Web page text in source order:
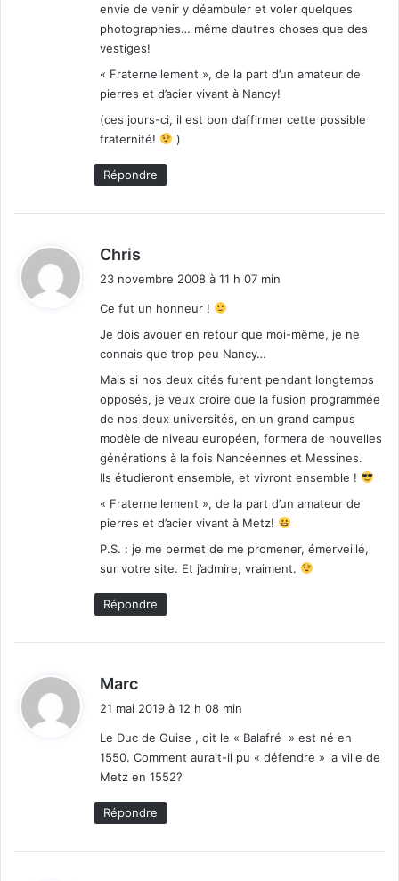
envie de venir y déambuler et voler quelques
photographies… même d’autres choses que des
vestiges!
« Fraternellement », de la part d’un amateur de
pierres et d’acier vivant à Nancy!
(ces jours-ci, il est bon d’affirmer cette possible
fraternité!
)
Répondre
Chris
23 novembre 2008 à 11 h 07 min
Ce fut un honneur !
Je dois avouer en retour que moi-même, je ne
connais que trop peu Nancy…
Mais si nos deux cités furent pendant longtemps
opposés, je veux croire que la fusion programmée
de nos deux universités, en un grand campus
modèle de niveau européen, formera de nouvelles
générations à la fois Nancéennes et Messines.
Ils étudieront ensemble, et vivront ensemble !
« Fraternellement », de la part d’un amateur de
pierres et d’acier vivant à Metz!
P.S. : je me permet de me promener, émerveillé,
sur votre site. Et j’admire, vraiment.
Répondre
Marc
:
21 mai 2019 à 12 h 08 min
Le Duc de Guise , dit le « Balafré » est né en
1550. Comment aurait-il pu « défendre » la ville de
Metz en 1552?
Répondre